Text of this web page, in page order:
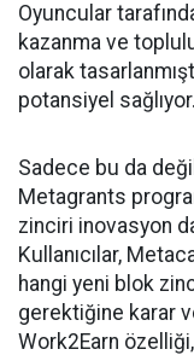
Oyuncular
kazanma ve
olarak
potansiyel sağlıyor.
Sadece bu da
Metagrants
zinciri inovasyon
Kullanıcılar,
hangi yeni blok
gerektiğine karar
Work2Earn